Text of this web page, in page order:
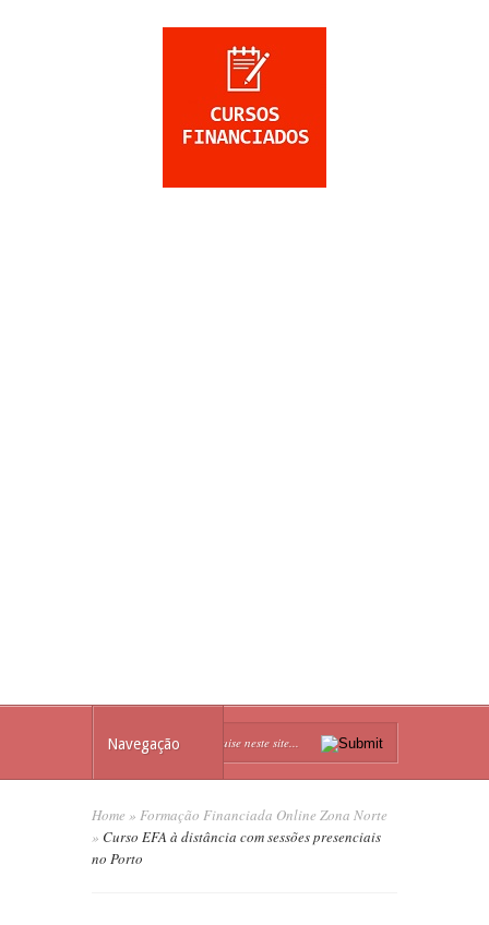
Navegação
Home » Formação Financiada Online Zona Norte
» Curso EFA à distância com sessões presenciais
no Porto